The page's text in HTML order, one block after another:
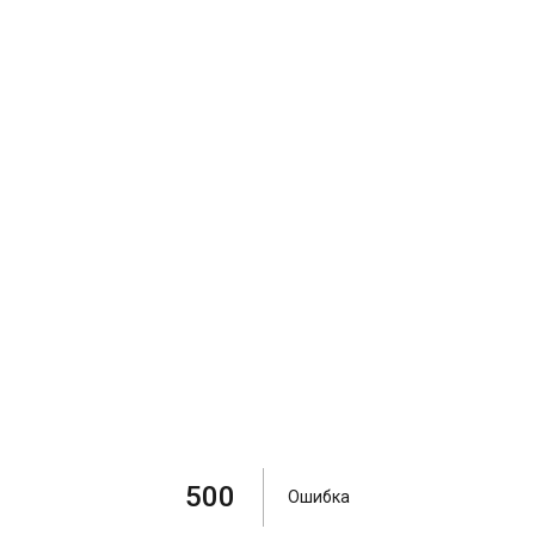
500 Ошибка